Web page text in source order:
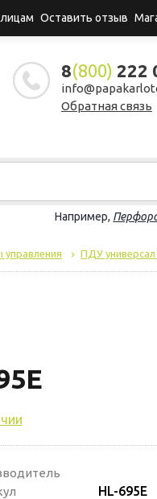
Оставить отзыв
8(800) 222
Обратная связь
Например,
управления ПДУ универсал
HL-695E